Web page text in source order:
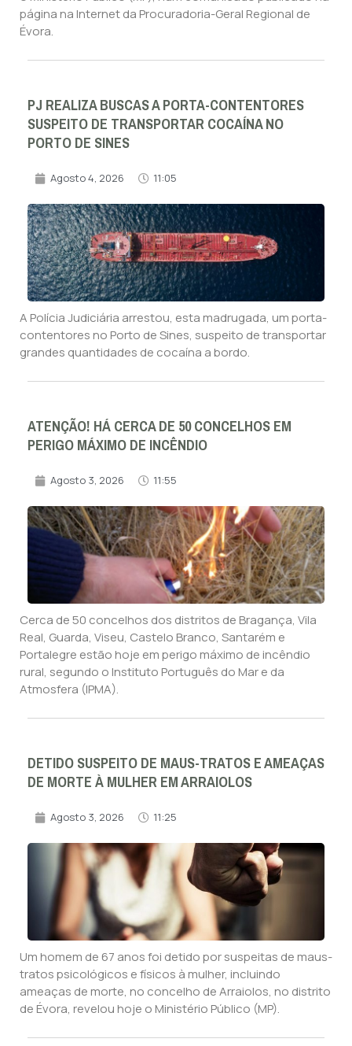
página na Internet da Procuradoria-Geral Regional de
Évora.
PJ REALIZA BUSCAS A PORTA-CONTENTORES
SUSPEITO DE TRANSPORTAR COCAÍNA NO
PORTO DE SINES
Agosto 4, 2026 11:05
A Polícia Judiciária arrestou, esta madrugada, um porta-
contentores no Porto de Sines, suspeito de transportar
grandes quantidades de cocaína a bordo.
ATENÇÃO! HÁ CERCA DE 50 CONCELHOS EM
PERIGO MÁXIMO DE INCÊNDIO
Agosto 3, 2026 11:55
Cerca de 50 concelhos dos distritos de Bragança, Vila
Real, Guarda, Viseu, Castelo Branco, Santarém e
Portalegre estão hoje em perigo máximo de incêndio
rural, segundo o Instituto Português do Mar e da
Atmosfera (IPMA).
DETIDO SUSPEITO DE MAUS-TRATOS E AMEAÇAS
DE MORTE À MULHER EM ARRAIOLOS
Agosto 3, 2026 11:25
Um homem de 67 anos foi detido por suspeitas de maus-
tratos psicológicos e físicos à mulher, incluindo
ameaças de morte, no concelho de Arraiolos, no distrito
de Évora, revelou hoje o Ministério Público (MP).